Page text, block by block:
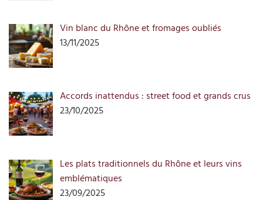
Vin blanc du Rhône et fromages oubliés
13/11/2025
Accords inattendus : street food et grands crus
23/10/2025
Les plats traditionnels du Rhône et leurs vins
emblématiques
23/09/2025